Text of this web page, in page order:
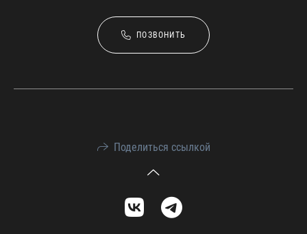
ПОЗВОНИТЬ
Поделиться ссылкой